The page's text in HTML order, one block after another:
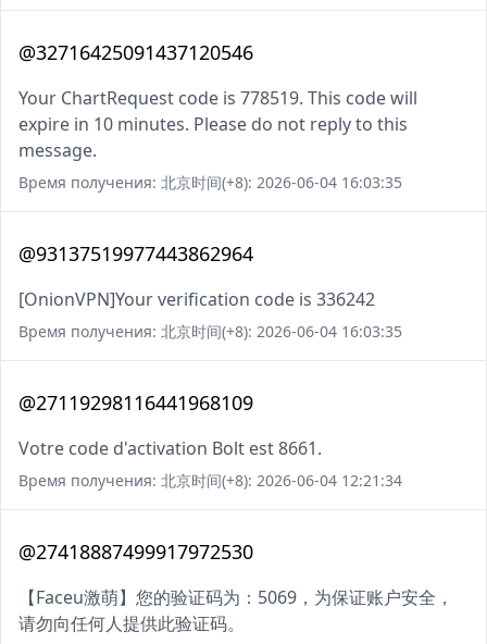
@32716425091437120546
Your ChartRequest code is 778519. This code will
expire in 10 minutes. Please do not reply to this
message.
Время получения: 北京时间(+8): 2026-06-04 16:03:35
@93137519977443862964
[OnionVPN]Your verification code is 336242
Время получения: 北京时间(+8): 2026-06-04 16:03:35
@27119298116441968109
Votre code d'activation Bolt est 8661.
Время получения: 北京时间(+8): 2026-06-04 12:21:34
@27418887499917972530
【Faceu激萌】您的验证码为：5069，为保证账户安全，
请勿向任何人提供此验证码。